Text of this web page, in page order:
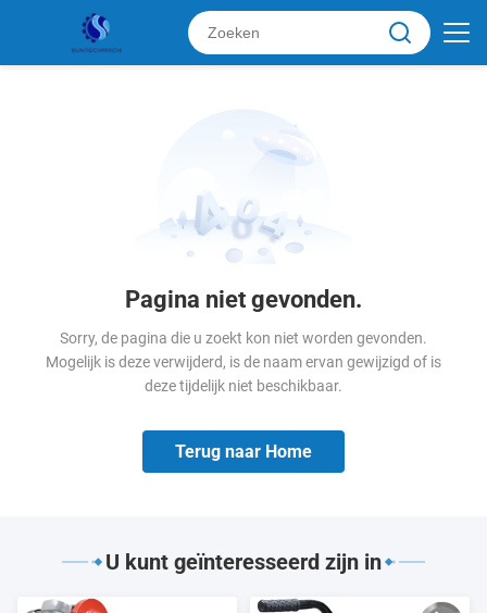
Pagina niet gevonden.
Sorry, de pagina die u zoekt kon niet worden gevonden.
Mogelijk is deze verwijderd, is de naam ervan gewijzigd of is
deze tijdelijk niet beschikbaar.
Terug naar Home
U kunt geïnteresseerd zijn in